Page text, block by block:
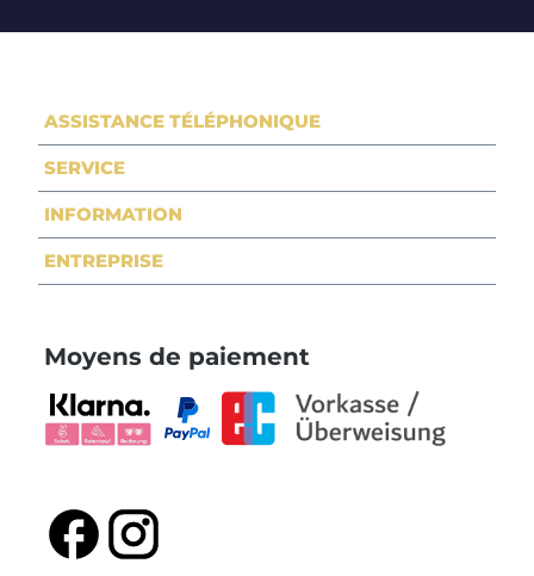
ASSISTANCE TÉLÉPHONIQUE
SERVICE
INFORMATION
ENTREPRISE
Moyens de paiement